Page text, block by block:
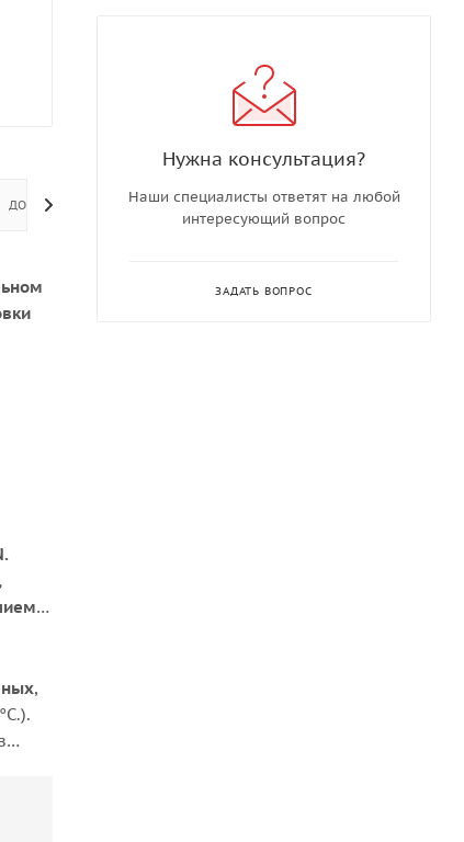
ДОПОЛНИТЕЛЬНО
,
Нужна консультация?
Наши специалисты ответят на любой
интересующий вопрос
ЗАДАТЬ ВОПРОС